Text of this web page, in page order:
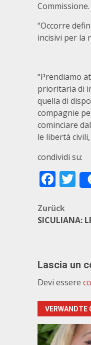
Commissione.
“Occorre
incisivi per la
“Prendiamo
prioritaria di
quella di
compagnie
cominciare
le libertà
condividi su:
Zurück
SICULIANA:
Lascia un
Devi essere
VERWANDTE